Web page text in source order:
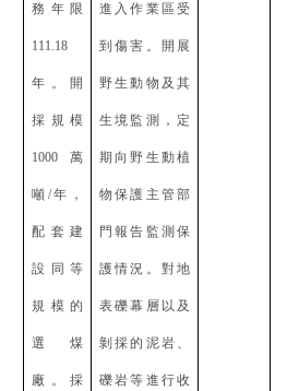
務年限
111.18
年。開
採規模
1000萬
噸/年，
配套建
設同等
規模的
選煤
廠。採
進入作業區受
到傷害。開展
野生動物及其
生境監測，定
期向野生動植
物保護主管部
門報告監測保
護情況。對地
表礫幕層以及
剝採的泥岩、
礫岩等進行收